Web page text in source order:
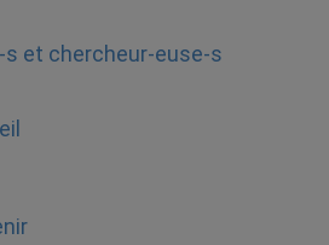
s et chercheur-euse-s